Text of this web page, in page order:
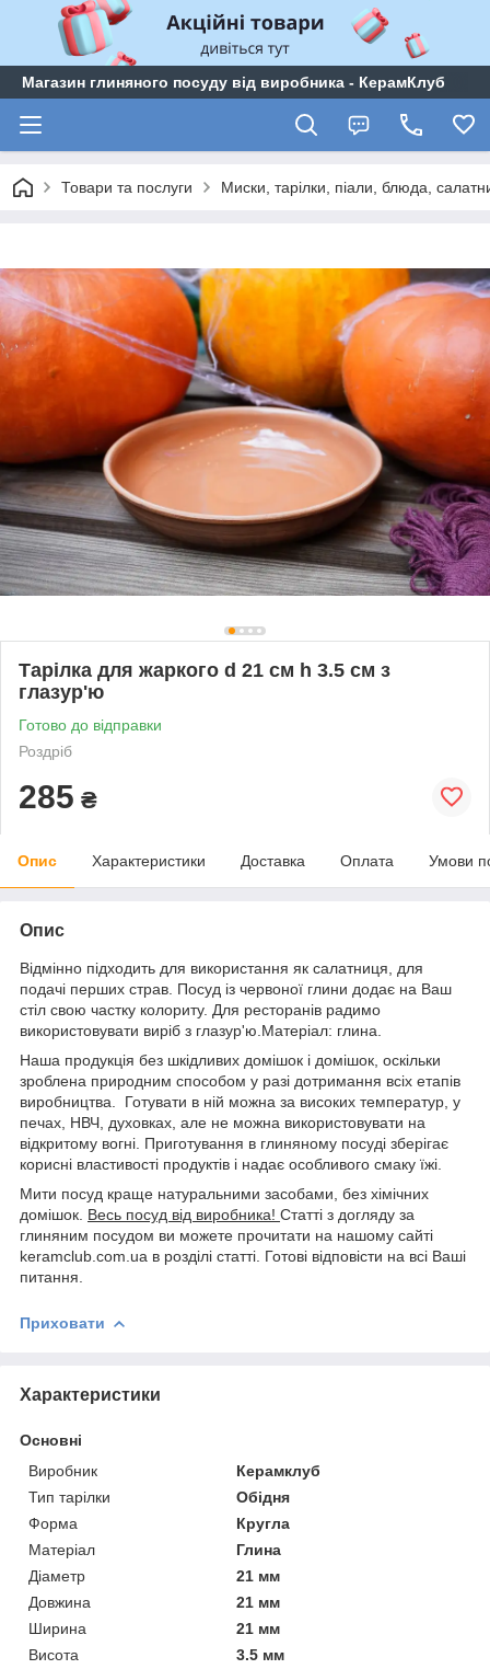
Магазин глиняного посуду від виробника - КерамКлуб
Товари та послуги Миски, тарілки, піали, блюда,
Тарілка для жаркого d 21 см h 3.5 см з
глазур'ю
Готово до відправки
Роздріб
285 ₴
Опис Характеристики Доставка Оплата Умови
Опис
Відмінно підходить для використання як салатниця, для
подачі перших страв. Посуд із червоної глини додає на Ваш
стіл свою частку колориту. Для ресторанів радимо
використовувати виріб з глазур'ю.Матеріал: глина.
Наша продукція без шкідливих домішок і домішок, оскільки
зроблена природним способом у разі дотримання всіх етапів
виробництва. Готувати в ній можна за високих температур, у
печах, НВЧ, духовках, але не можна використовувати на
відкритому вогні. Приготування в глиняному посуді зберігає
корисні властивості продуктів і надає особливого смаку їжі.
Мити посуд краще натуральними засобами, без хімічних
домішок. Весь посуд від виробника! Статті з догляду за
глиняним посудом ви можете прочитати на нашому сайті
keramclub.com.ua в розділі статті. Готові відповісти на всі Ваші
питання.
Приховати
Характеристики
Основні
Виробник
Керамклуб
Тип тарілки
Обідня
Форма
Кругла
Матеріал
Глина
Діаметр
21 мм
Довжина
21 мм
Ширина
21 мм
Висота
3.5 мм